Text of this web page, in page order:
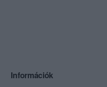
Információk